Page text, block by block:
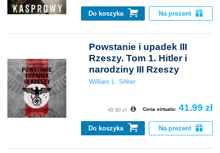
Do koszyka Na prezent
Powstanie i upadek III
Rzeszy. Tom 1. Hitler i
narodziny III Rzeszy
William L. Shirer
Cena virtualo: 41.99 zł
49.90 zł
Do koszyka Na prezent